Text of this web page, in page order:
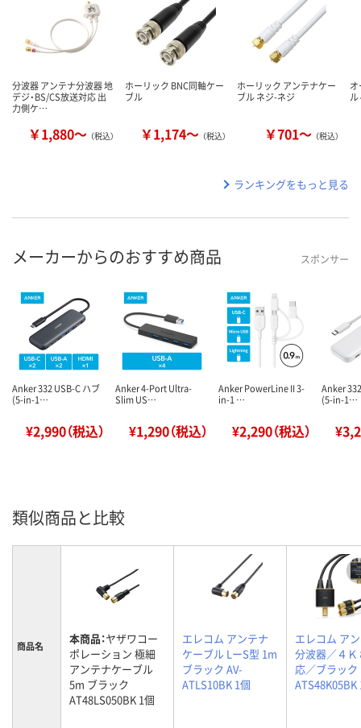
分波器 アンテナ分波器 地
デジ・BS/CS放送対応 出
力側ケ…
￥1,880～ （税込）
ホーリック BNC同軸ケー
ブル
￥1,174～ （税込）
ホーリック アンテナケー
ブル ネジ-ネジ
￥701～ （税込）
ル
ランキングをもっと見る
メーカーからのおすすめ商品 スポンサー
Anker 332 USB-C ハブ
(5-in-1…
¥2,990（税込）
Anker 4-Port Ultra-
Slim US…
¥1,290（税込）
Anker PowerLine II 3-
in-1 …
¥2,290（税込）
Anker
(5-in-1…
類似商品と比較
商品名 本商品：ヤザワコー
ポレーション 極細
アンテナケーブル
5m ブラック
AT48LS050BK 1個
エレコム アンテナ
ケーブル LーS型 1m
ブラック AV-
ATLS10BK 1個
エレコム ア
分波器／４Ｋ
応／ブラック
ATS48K05BK